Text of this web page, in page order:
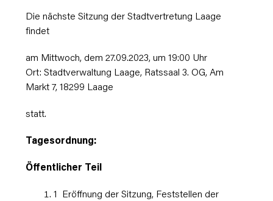
Die nächste Sitzung der Stadtvertretung Laage
findet
am Mittwoch, dem 27.09.2023, um 19:00 Uhr
Ort: Stadtverwaltung Laage, Ratssaal 3. OG, Am
Markt 7, 18299 Laage
statt.
Tagesordnung:
Öffentlicher Teil
1 Eröffnung der Sitzung, Feststellen der